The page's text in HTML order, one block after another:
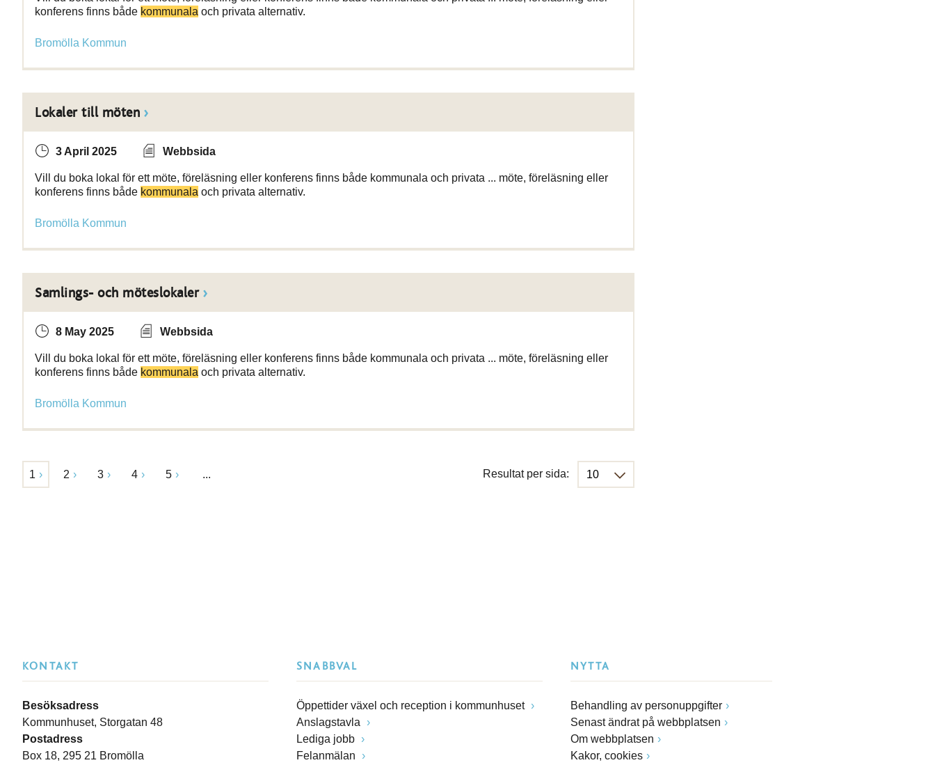
konferens finns både kommunala och privata alternativ.
Bromölla Kommun
Lokaler till möten
3 April 2025 Webbsida
Vill du boka lokal för ett möte, föreläsning eller konferens finns både kommunala och privata ... möte, föreläsning eller
konferens finns både kommunala och privata alternativ.
Bromölla Kommun
Samlings- och möteslokaler
8 May 2025 Webbsida
Vill du boka lokal för ett möte, föreläsning eller konferens finns både kommunala och privata ... möte, föreläsning eller
konferens finns både kommunala och privata alternativ.
Bromölla Kommun
1 2 3 4 5 ... Resultat per sida:
KONTAKT
Besöksadress
Kommunhuset, Storgatan 48
Postadress
Box 18, 295 21 Bromölla
SNABBVAL
Öppettider växel och reception i kommunhuset
Anslagstavla
Lediga jobb
Felanmälan
NYTTA
Behandling av personuppgifter
Senast ändrat på webbplatsen
Om webbplatsen
Kakor, cookies